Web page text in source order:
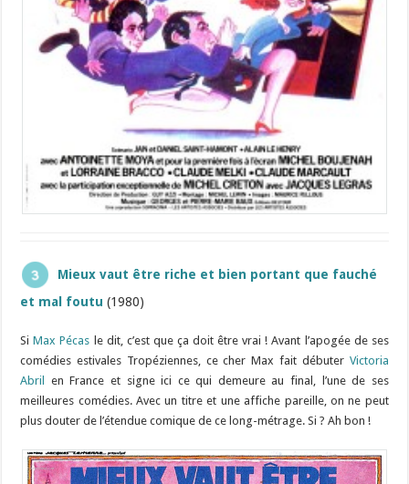
Mieux vaut être riche et bien portant que fauché
et mal foutu (1980)
SiMax Pécas le dit, c’est que ça doit être vrai ! Avant l’apogée de ses
comédies estivales Tropéziennes, ce cher Max fait débuter Victoria
Abril
en France et signe ici ce qui demeure au final, l’une de ses
meilleures comédies. Avec un titre et une affiche pareille, on ne peut
plus douter de l’étendue comique de ce long-métrage. Si ? Ah bon !